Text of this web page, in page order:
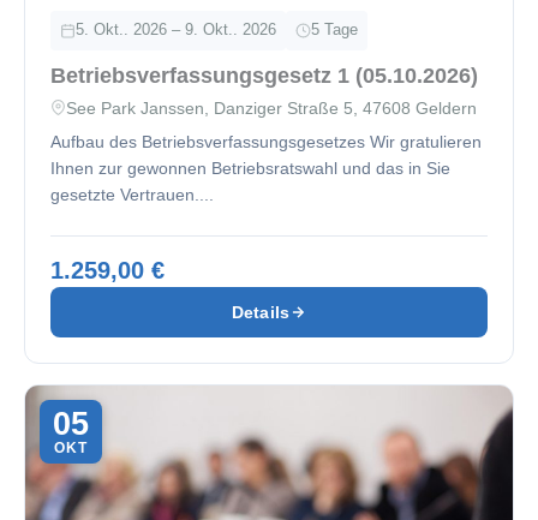
5. Okt.. 2026 – 9. Okt.. 2026 5 Tage
Betriebsverfassungsgesetz 1 (05.10.2026)
See Park Janssen, Danziger Straße 5, 47608 Geldern
Aufbau des Betriebsverfassungsgesetzes Wir gratulieren
Ihnen zur gewonnen Betriebsratswahl und das in Sie
gesetzte Vertrauen....
1.259,00 €
Details
05
OKT